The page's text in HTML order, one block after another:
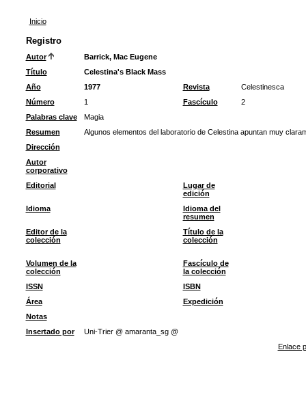
Inicio
Registro
Autor
Barrick, Mac Eugene
Título
Celestina's Black Mass
Año
1977 Revista
Celestinesca
Número
1 Fascículo
2
Palabras clave
Magia
Resumen
Algunos elementos del laboratorio de Celestina apuntan muy
Dirección
Autor
corporativo
Editorial
Lugar de
edición
Idioma
Idioma del
resumen
Editor de la
colección
Título de la
colección
Volumen de la
colección
Fascículo de
la colección
ISSN
ISBN
Área
Expedición
Notas
Insertado por
Uni-Trier @ amaranta_sg @
Enlace